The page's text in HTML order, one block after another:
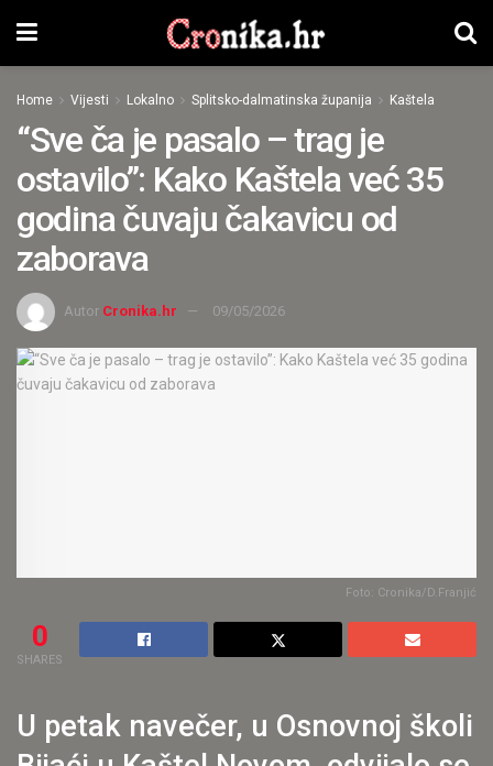
Home Vijesti Lokalno Splitsko-dalmatinska županija Kaštela
“Sve ča je pasalo – trag je
ostavilo”: Kako Kaštela već 35
godina čuvaju čakavicu od
zaborava
Autor Cronika.hr 09/05/2026
Foto: Cronika/D.Franjić
0
SHARES
U petak navečer, u Osnovnoj školi